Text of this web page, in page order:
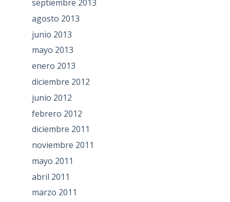
septiembre 2013
agosto 2013
junio 2013
mayo 2013
enero 2013
diciembre 2012
junio 2012
febrero 2012
diciembre 2011
noviembre 2011
mayo 2011
abril 2011
marzo 2011